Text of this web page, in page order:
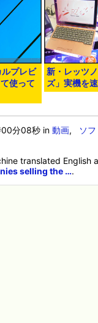
プレビ
使って
新・レッツ
ズ」実機を
00分08秒 in動画, ソ
translated English
selling the ….